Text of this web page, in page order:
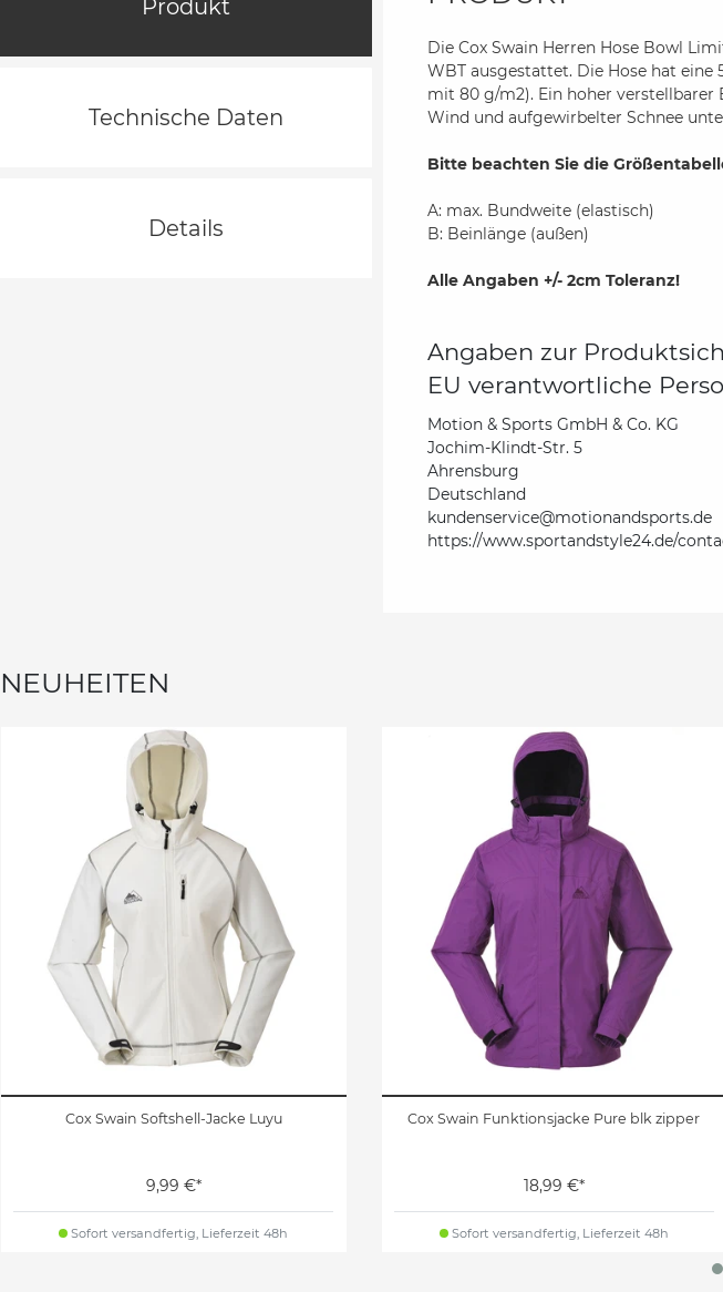
Produkt
Technische Daten
Details
Die Cox Swain Herren Hose Bowl
WBT ausgestattet. Die Hose hat
mit 80 g/m2). Ein hoher verstellbarer
Wind und aufgewirbelter Schnee
Bitte beachten Sie die
A: max. Bundweite (elastisch)
B: Beinlänge (außen)
Alle Angaben +/- 2cm Toleranz!
Angaben zur
EU verantwortliche
Motion & Sports GmbH & Co. KG
Jochim-Klindt-Str. 5
Ahrensburg
Deutschland
kundenservice@motionandsports.de
https://www.sportandstyle24.de/
NEUHEITEN
Cox Swain Softshell-Jacke Luyu
9,99 €*
Sofort versandfertig, Lieferzeit 48h
Cox Swain Funktionsjacke Pure blk zipper
18,99 €*
Sofort versandfertig, Lieferzeit 48h